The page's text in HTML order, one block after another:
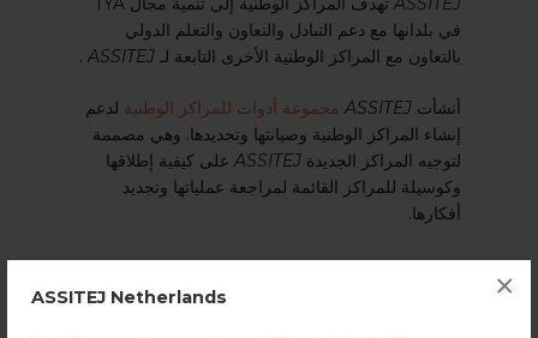
ASSITEJ Netherlands ×
في بلدانها مع دعم التبادل والتعاون والتعلم الدولي
بالتعاون مع المراكز الوطنية الأخرى التابعة لـASSITEJ
.
أنشأتASSITEJ مجموعة أدوات للمراكز الوطنية لدعم
إنشاء المراكز الوطنية وصيانتها وتجديدها. وهي مصممة
لتوجيه المراكز الجديدةASSITEJ على كيفية إطلاقها
وكوسيلة للمراكز القائمة لمراجعة عملياتها وتجديد
أفكارها.